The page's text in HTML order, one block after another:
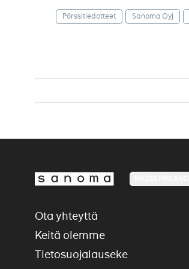
Pörssitiedotteet Sanoma Oyj
Ota yhteyttä
Keitä olemme
Tietosuojalauseke